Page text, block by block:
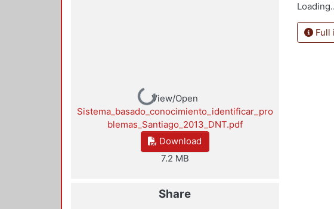
Loading...View/Open
Sistema_basado_conocimiento_identificar_pro
blemas_Santiago_2013_DNT.pdf
Download
7.2 MB
Share
Full